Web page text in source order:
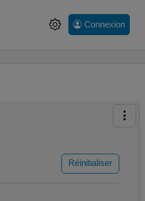
Connexion
Réinitialiser